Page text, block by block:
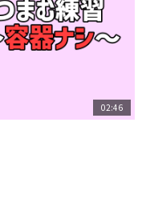
02:46